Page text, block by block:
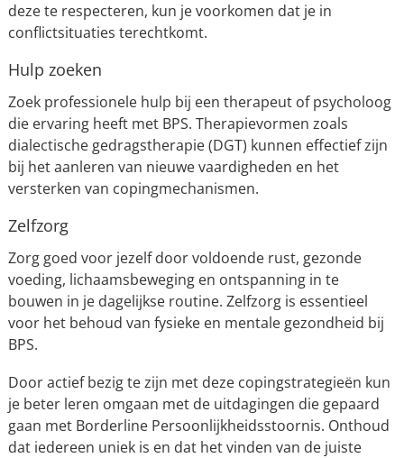
deze te respecteren, kun je voorkomen dat je in
conflictsituaties terechtkomt.
Hulp zoeken
Zoek professionele hulp bij een therapeut of psycholoog
die ervaring heeft met BPS. Therapievormen zoals
dialectische gedragstherapie (DGT) kunnen effectief zijn
bij het aanleren van nieuwe vaardigheden en het
versterken van copingmechanismen.
Zelfzorg
Zorg goed voor jezelf door voldoende rust, gezonde
voeding, lichaamsbeweging en ontspanning in te
bouwen in je dagelijkse routine. Zelfzorg is essentieel
voor het behoud van fysieke en mentale gezondheid bij
BPS.
Door actief bezig te zijn met deze copingstrategieën kun
je beter leren omgaan met de uitdagingen die gepaard
gaan met Borderline Persoonlijkheidsstoornis. Onthoud
dat iedereen uniek is en dat het vinden van de juiste